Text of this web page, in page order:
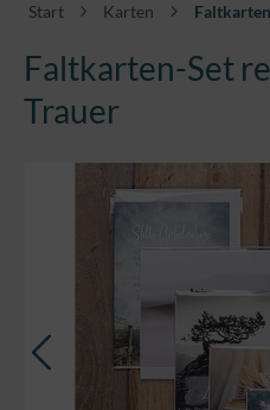
Start Karten Faltkarten
Faltkarten-Set
Trauer
Bildergalerie überspringen